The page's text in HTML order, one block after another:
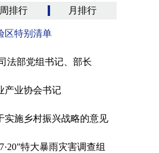
周排行 月排行
区特别清单
法部党组书记、部长
业协会书记
实施乡村振兴战略的意见
特大暴雨灾害调查组